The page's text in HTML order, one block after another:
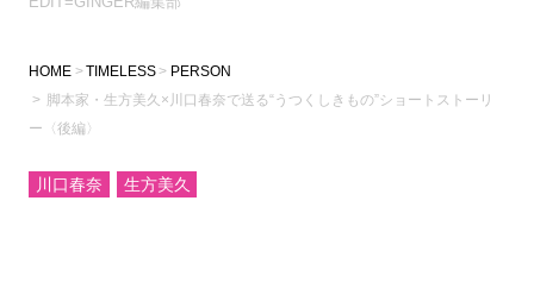
HOME TIMELESS
PERSON
脚本家・生方美久×川口春奈で送る“うつくしきもの”ショートストーリ
ー〈後編〉
川口春奈 生方美久